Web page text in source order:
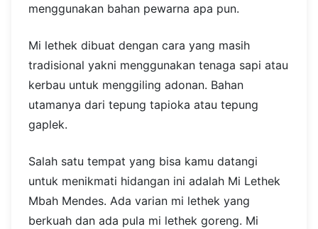
menggunakan bahan pewarna apa pun.
Mi lethek dibuat dengan cara yang masih
tradisional yakni menggunakan tenaga sapi atau
kerbau untuk menggiling adonan. Bahan
utamanya dari tepung tapioka atau tepung
gaplek.
Salah satu tempat yang bisa kamu datangi
untuk menikmati hidangan ini adalah Mi Lethek
Mbah Mendes. Ada varian mi lethek yang
berkuah dan ada pula mi lethek goreng. Mi